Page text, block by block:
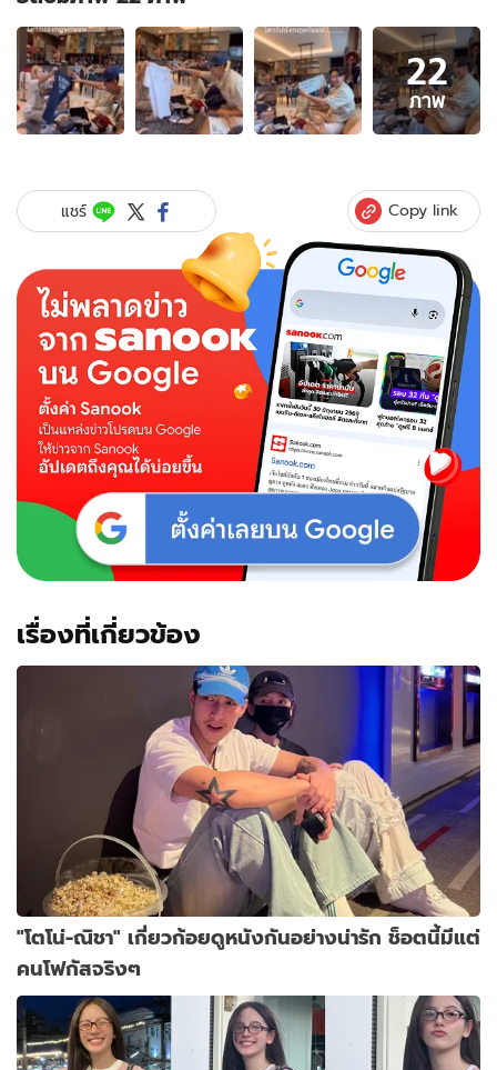
อัลบั้ม
ภาพ
22
ภาพ
ของ
ฝาก
จาก
"ณิชา"
เปย์
หนัก
มาก
ฝาก
"โต
โน่"
22
ภาพ
แชร์ Copy link
เรื่องที่เกี่ยวข้อง
"โตโน่-ณิชา" เกี่ยวก้อยดูหนังกันอย่างน่ารัก ช็อตนี้มีแต่
คนโฟกัสจริงๆ